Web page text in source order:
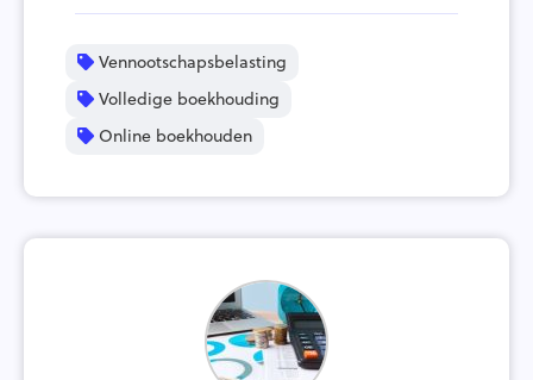
Vennootschapsbelasting
Volledige boekhouding
Online boekhouden